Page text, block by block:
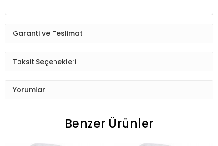
Garanti ve Teslimat
Taksit Seçenekleri
Yorumlar
Benzer Ürünler